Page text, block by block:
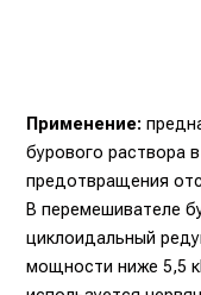
Применение:
бурового раствора
предотвращения
В перемешивателе
циклоидальный
мощности ниже 5,5